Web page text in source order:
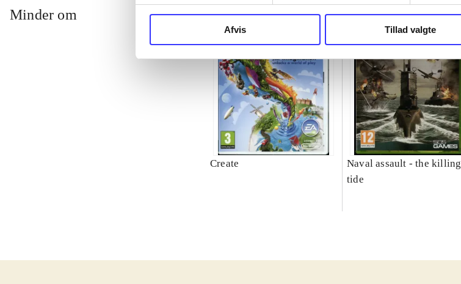
Afvis Tillad valgte
Minder om
Create
Naval assault - the killing
tide